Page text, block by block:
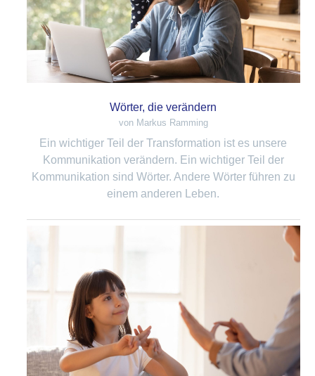
Wörter, die verändern
von Markus Ramming
Ein wichtiger Teil der Transformation ist es unsere
Kommunikation verändern. Ein wichtiger Teil der
Kommunikation sind Wörter. Andere Wörter führen zu
einem anderen Leben.